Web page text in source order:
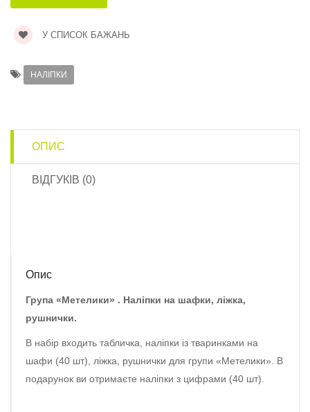
У СПИСОК БАЖАНЬ
НАЛІПКИ
ОПИС
ВІДГУКІВ (0)
Опис
Група «Метелики» . Наліпки на шафки, ліжка,
рушнички.
В набір входить табличка, наліпки із тваринками на
шафи (40 шт), ліжка, рушнички для групи «Метелики». В
подарунок ви отримаєте наліпки з цифрами (40 шт).